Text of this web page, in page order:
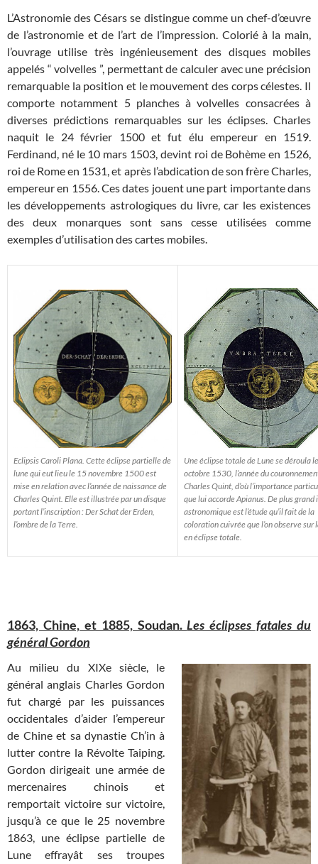
L’Astronomie des Césars se distingue comme un chef-d’œuvre
de l’astronomie et de l’art de l’impression. Colorié à la main,
l’ouvrage utilise très ingénieusement des disques mobiles
appelés “ volvelles ”, permettant de calculer avec une précision
remarquable la position et le mouvement des corps célestes. Il
comporte notamment 5 planches à volvelles consacrées à
diverses prédictions remarquables sur les éclipses. Charles
naquit le 24 février 1500 et fut élu empereur en 1519.
Ferdinand, né le 10 mars 1503, devint roi de Bohème en 1526,
roi de Rome en 1531, et après l’abdication de son frère Charles,
empereur en 1556. Ces dates jouent une part importante dans
les développements astrologiques du livre, car les existences
des deux monarques sont sans cesse utilisées comme
exemples d’utilisation des cartes mobiles.
Eclipsis Caroli Plana. Cette éclipse partielle de
lune qui eut lieu le 15 novembre 1500 est
mise en relation avec l’année de naissance de
Charles Quint. Elle est illustrée par un disque
portant l’inscription : Der Schat der Erden,
l’ombre de la Terre.
Une éclipse totale de Lune se déroula
octobre 1530, l’année du
Charles Quint, d’où l’importance
que lui accorde Apianus. De plus
astronomique est l’étude qu’il fait de la
coloration cuivrée que l’on observe sur
en éclipse totale.
1863, Chine, et 1885, Soudan.Les éclipses fatales du
général Gordon
Au milieu du XIXe siècle, le
général anglais Charles Gordon
fut chargé par les puissances
occidentales d’aider l’empereur
de Chine et sa dynastie Ch’in à
lutter contre la Révolte Taiping.
Gordon dirigeait une armée de
mercenaires chinois et
remportait victoire sur victoire,
jusqu’à ce que le 25 novembre
1863, une éclipse partielle de
Lune effrayât ses troupes